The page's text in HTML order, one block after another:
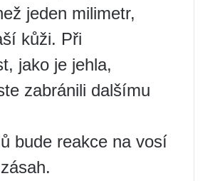
jeden milimetr,
kůži. Při
jako je jehla,
zabránili dalšímu
bude reakce na vosí